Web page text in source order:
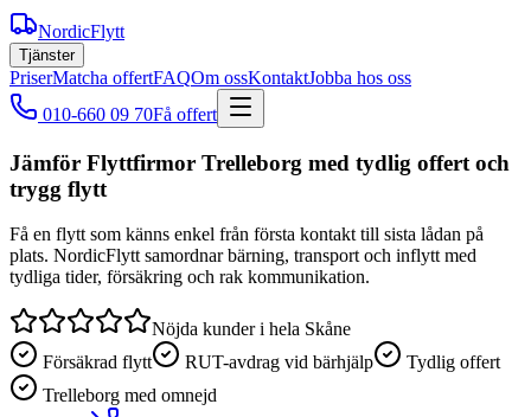
NordicFlytt
Tjänster
PriserMatcha offertFAQOm ossKontaktJobba hos oss
010-660 09 70Få offert
Jämför Flyttfirmor Trelleborg med tydlig offert och
trygg flytt
Få en flytt som känns enkel från första kontakt till sista lådan på
plats. NordicFlytt samordnar bärning, transport och inflytt med
tydliga tider, försäkring och rak kommunikation.
Nöjda kunder i hela Skåne
Försäkrad flytt
RUT-avdrag vid bärhjälp
Tydlig offert
Trelleborg med omnejd